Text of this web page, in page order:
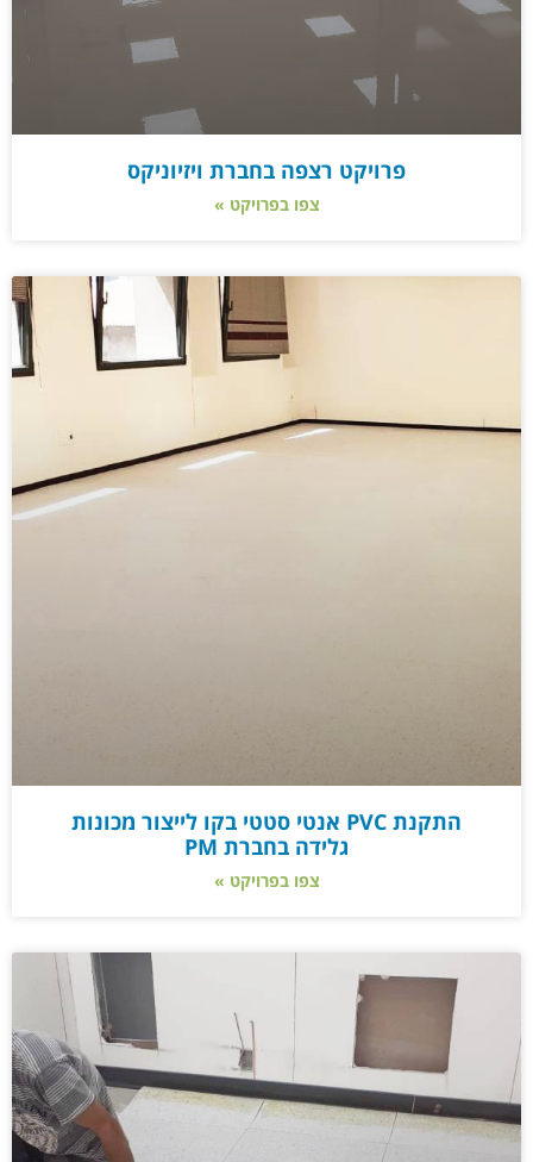
פרויקט רצפה בחברת ויזיוניקס
צפו בפרויקט »
התקנת PVC אנטי סטטי בקו לייצור מכונות
גלידה בחברת PM
צפו בפרויקט »